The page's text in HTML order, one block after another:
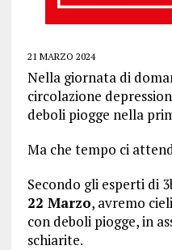
21 MARZO 2024
Nella giornata di
circolazione
deboli piogge nella
Ma che tempo ci
Secondo gli esperti di
22 Marzo, avremo
con deboli piogge, in
schiarite.